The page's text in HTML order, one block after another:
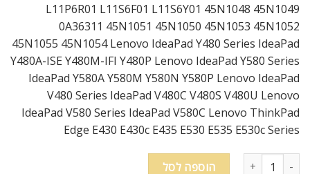
L11P6R01 L11S6F01 L11S6Y01 45N1048 45N1049
0A36311 45N1051 45N1050 45N1053 45N1052
45N1055 45N1054 Lenovo IdeaPad Y480 Series IdeaPad
Y480A-ISE Y480M-IFI Y480P Lenovo IdeaPad Y580 Series
IdeaPad Y580A Y580M Y580N Y580P Lenovo IdeaPad
V480 Series IdeaPad V480C V480S V480U Lenovo
IdeaPad V580 Series IdeaPad V580C Lenovo ThinkPad
Edge E430 E430c E435 E530 E535 E530c Series
כמות של סוללה חליפית 6 תאים למחשב נייד Lenovo ThinkPad Edge E430 E430c E435 E530 E535 E530cהוספה לסל